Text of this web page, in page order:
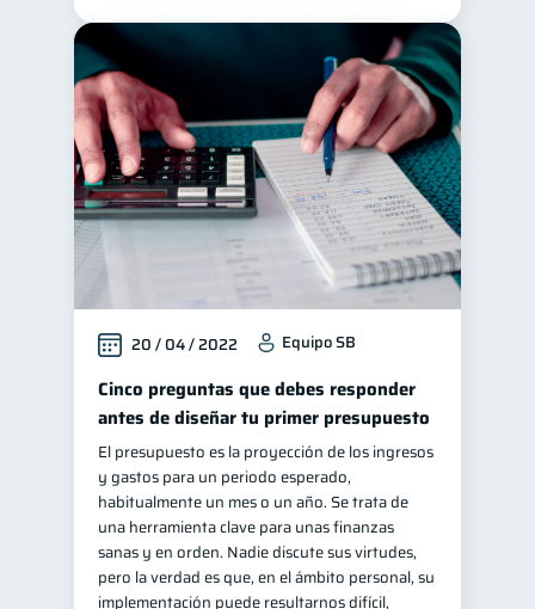
20 / 04 / 2022 Equipo SB
Cinco preguntas que debes responder
antes de diseñar tu primer presupuesto
El presupuesto es la proyección de los ingresos
y gastos para un periodo esperado,
habitualmente un mes o un año. Se trata de
una herramienta clave para unas finanzas
sanas y en orden. Nadie discute sus virtudes,
pero la verdad es que, en el ámbito personal, su
implementación puede resultarnos difícil,